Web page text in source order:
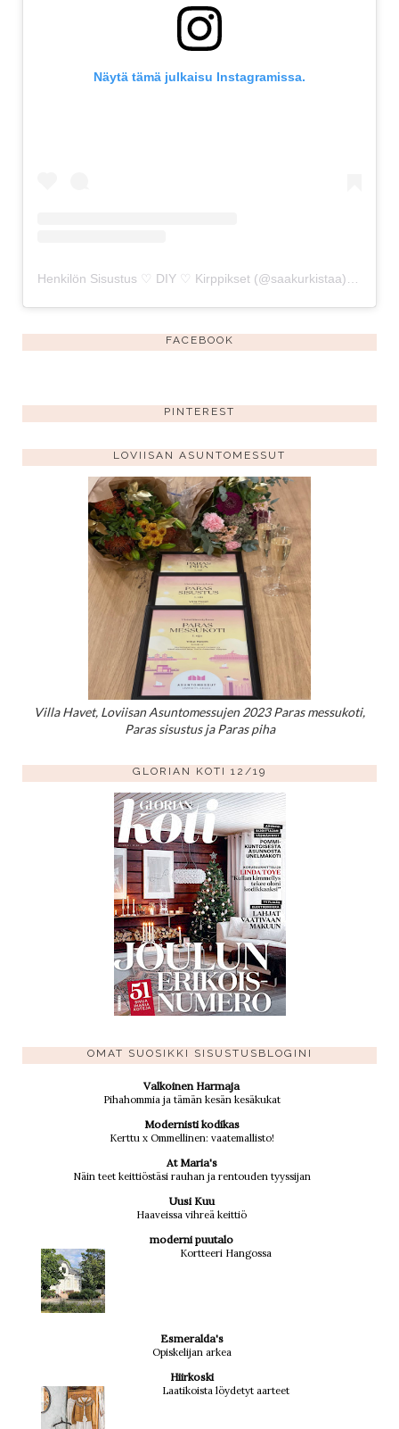
Näytä tämä julkaisu Instagramissa.
FACEBOOK
PINTEREST
LOVIISAN ASUNTOMESSUT
Villa Havet, Loviisan Asuntomessujen 2023 Paras messukoti,
Paras sisustus ja Paras piha
GLORIAN KOTI 12/19
OMAT SUOSIKKI SISUSTUSBLOGINI
Valkoinen Harmaja
Pihahommia ja tämän kesän kesäkukat
Modernisti kodikas
Kerttu x Ommellinen: vaatemallisto!
At Maria's
Näin teet keittiöstäsi rauhan ja rentouden tyyssijan
Uusi Kuu
Haaveissa vihreä keittiö
moderni puutalo
Kortteeri Hangossa
Esmeralda's
Opiskelijan arkea
Hiirkoski
Laatikoista löydetyt aarteet